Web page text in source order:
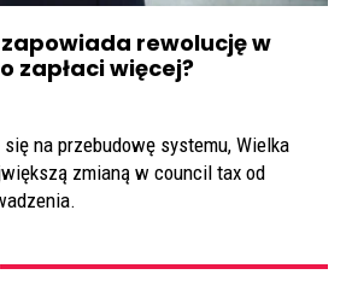
rewolucję w
zapłaci więcej?
na przebudowę systemu, Wielka
zmianą w council tax od